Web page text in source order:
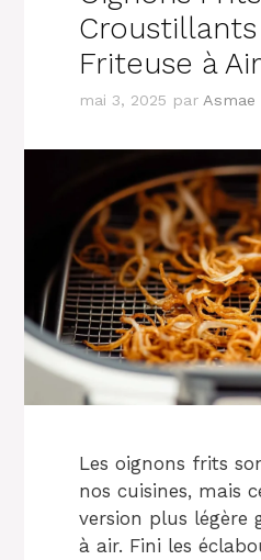
Croustillants
Friteuse à Air
mai 3, 2025 par Asmae
Les oignons frits
nos cuisines, mais
version plus légère
à air. Fini les